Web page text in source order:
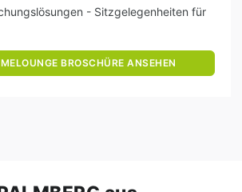
- Sitzgelegenheiten für
BROSCHÜRE ANSEHEN